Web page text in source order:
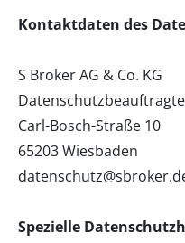
Kontaktdaten des
S Broker AG & Co. KG
Carl-Bosch-Straße 10
65203 Wiesbaden
Spezielle